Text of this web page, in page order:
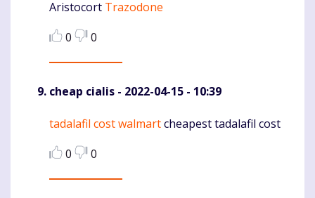
Komentaras
Aristocort Trazodone
0
0
cheap cialis - 2022-04-15 - 10:39
Komentaras
tadalafil cost walmartcheapest tadalafil cost
0
0